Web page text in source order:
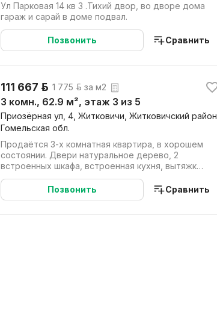
Ул Парковая 14 кв 3 .Тихий двор, во дворе дома
гараж и сарай в доме подвал.
Позвонить Сравнить
111 667 р. 1 775 р. за м2
3 комн., 62.9 м², этаж 3 из 5
Приозёрная ул, 4, Житковичи, Житковичский район,
Гомельская обл.
Продаётся 3-х комнатная квартира, в хорошем
состоянии. Двери натуральное дерево, 2
встроенных шкафа, встроенная кухня, вытяжка,
духовой шкаф, газовая ...
Позвонить
Сравнить